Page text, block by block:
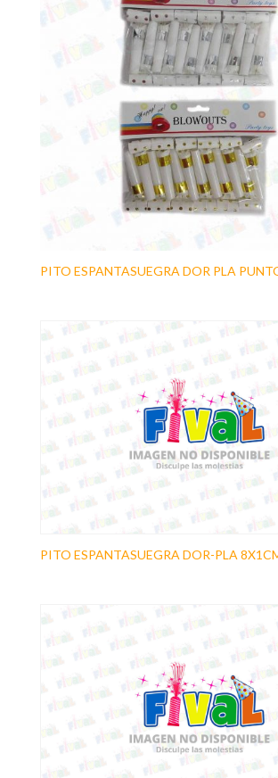
PITO ESPANTASUEGRA DOR PLA
PITO ESPANTASUEGRA DOR-PLA